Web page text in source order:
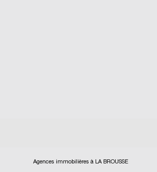
Agences immobilières à LA BROUSSE